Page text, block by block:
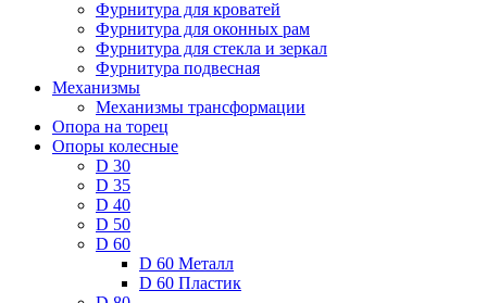
Фурнитура для кроватей
Фурнитура для оконных рам
Фурнитура для стекла и зеркал
Фурнитура подвесная
Механизмы
Механизмы трансформации
Опора на торец
Опоры колесные
D 30
D 35
D 40
D 50
D 60
D 60 Металл
D 60 Пластик